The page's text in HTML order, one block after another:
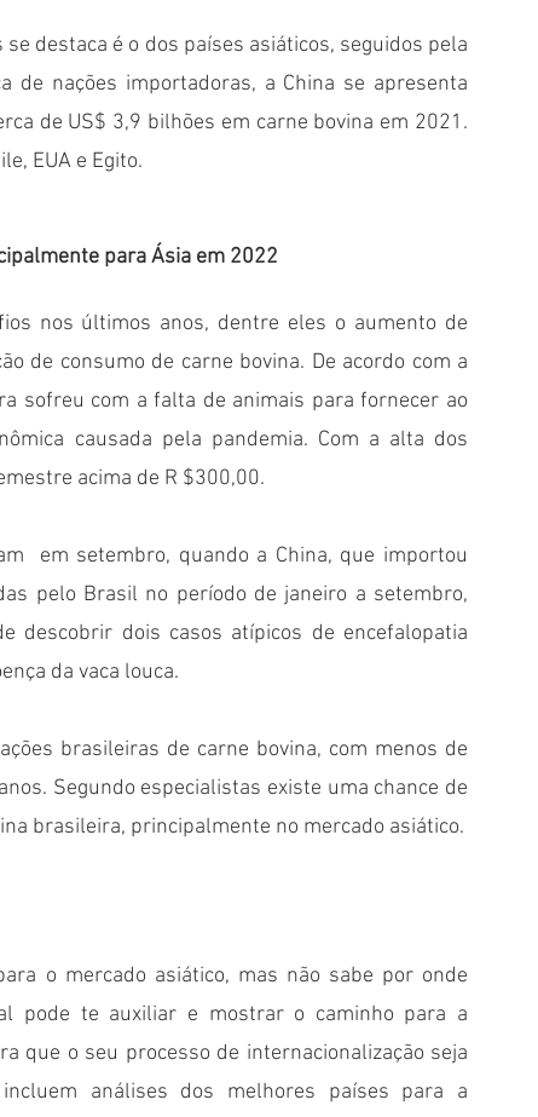
destaca é o dos países asiáticos, seguidos pela
de nações importadoras, a China se apresenta
de US$ 3,9 bilhões em carne bovina em 2021.
EUA e Egito.
para Ásia em 2022
de consumo de carne bovina. De acordo com a
sofreu com a falta de animais para fornecer ao
causada pela pandemia. Com a alta dos
acima de R $300,00.
em setembro, quando a China, que importou
pelo Brasil no período de janeiro a setembro,
descobrir dois casos atípicos de encefalopatia
da vaca louca.
brasileiras de carne bovina, com menos de
Segundo especialistas existe uma chance de
o mercado asiático, mas não sabe por onde
pode te auxiliar e mostrar o caminho para a
que o seu processo de internacionalização seja
análises dos melhores países para a